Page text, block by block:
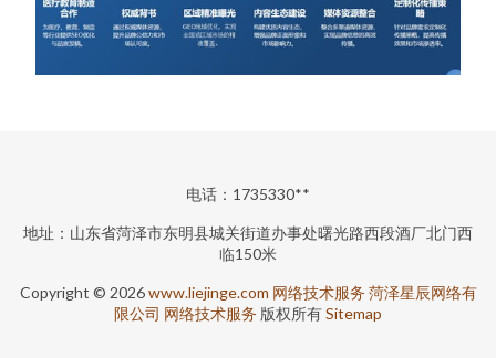
电话：1735330**
地址：山东省菏泽市东明县城关街道办事处曙光路西段酒厂北门西
临150米
Copyright © 2026www.liejinge.com 网络技术服务 菏泽星辰网络有
限公司 网络技术服务 版权所有Sitemap